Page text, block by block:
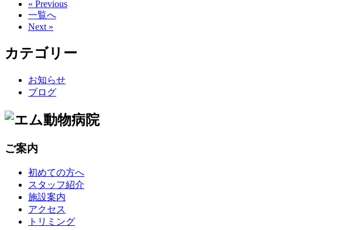
« Previous
一覧へ
Next »
カテゴリー
お知らせ
ブログ
ご案内
初めての方へ
スタッフ紹介
施設案内
アクセス
トリミング